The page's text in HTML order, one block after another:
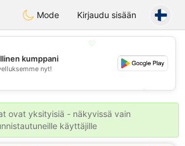
Bahebik
Mode Kirjaudu sisään
💕
💕
kumppani
nyt!
ovat yksityisiä - näkyvissä vain
käyttäjille